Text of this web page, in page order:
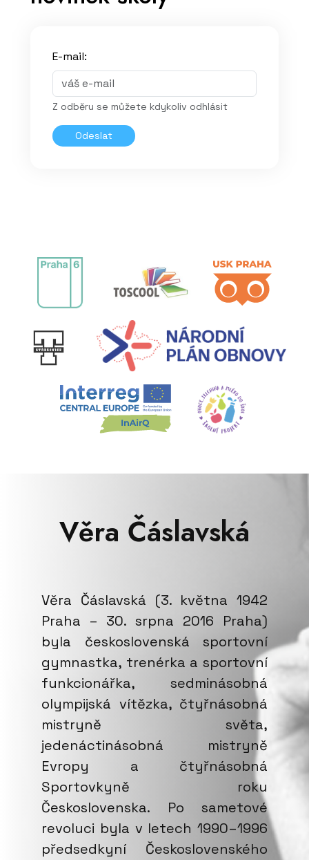
E-mail:
Z odběru se můžete kdykoliv odhlásit
Odeslat
Věra Čáslavská
Věra Čáslavská (3. května 1942
Praha – 30. srpna 2016 Praha)
byla československá sportovní
gymnastka, trenérka a sportovní
funkcionářka, sedminásobná
olympijská vítězka, čtyřnásobná
mistryně světa,
jedenáctinásobná mistryně
Evropy a čtyřnásobná
Sportovkyně roku
Československa. Po sametové
revoluci byla v letech 1990–1996
předsedkyní Československého